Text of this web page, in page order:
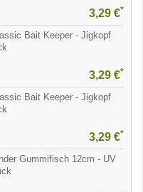
3,29 €*
Bait Keeper - Jigkopf
3,29 €*
Bait Keeper - Jigkopf
3,29 €*
Gummifisch 12cm - UV